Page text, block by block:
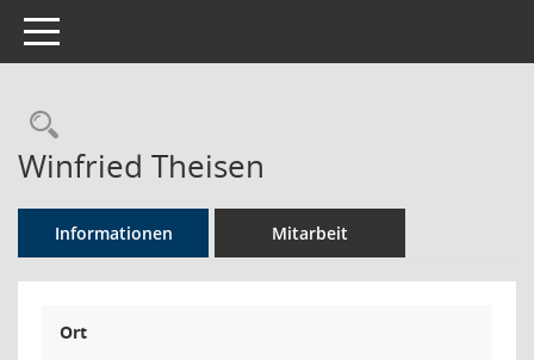
Toggle navigation
Rechercheauswahl
Winfried Theisen
Informationen Mitarbeit
Ort